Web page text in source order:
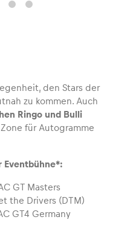
den Stars der
zu kommen. Auch
Ringo und Bulli
für Autogramme
Eventbühne*:
GT Masters
the Drivers (DTM)
GT4 Germany